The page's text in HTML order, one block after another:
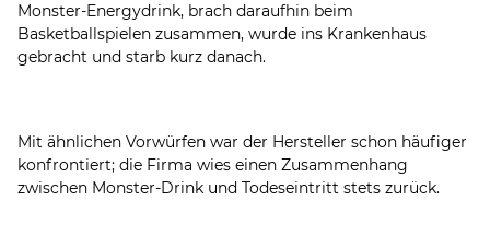
Monster-Energydrink, brach daraufhin beim
Basketballspielen zusammen, wurde ins Krankenhaus
gebracht und starb kurz danach.
Mit ähnlichen Vorwürfen war der Hersteller schon häufiger
konfrontiert; die Firma wies einen Zusammenhang
zwischen Monster-Drink und Todeseintritt stets zurück.